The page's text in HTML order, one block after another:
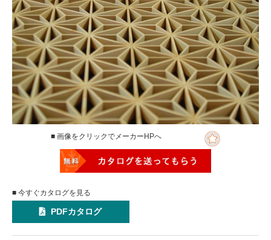
■ 画像をクリックでメーカーHPへ
■ 今すぐカタログを見る
PDFカタログ